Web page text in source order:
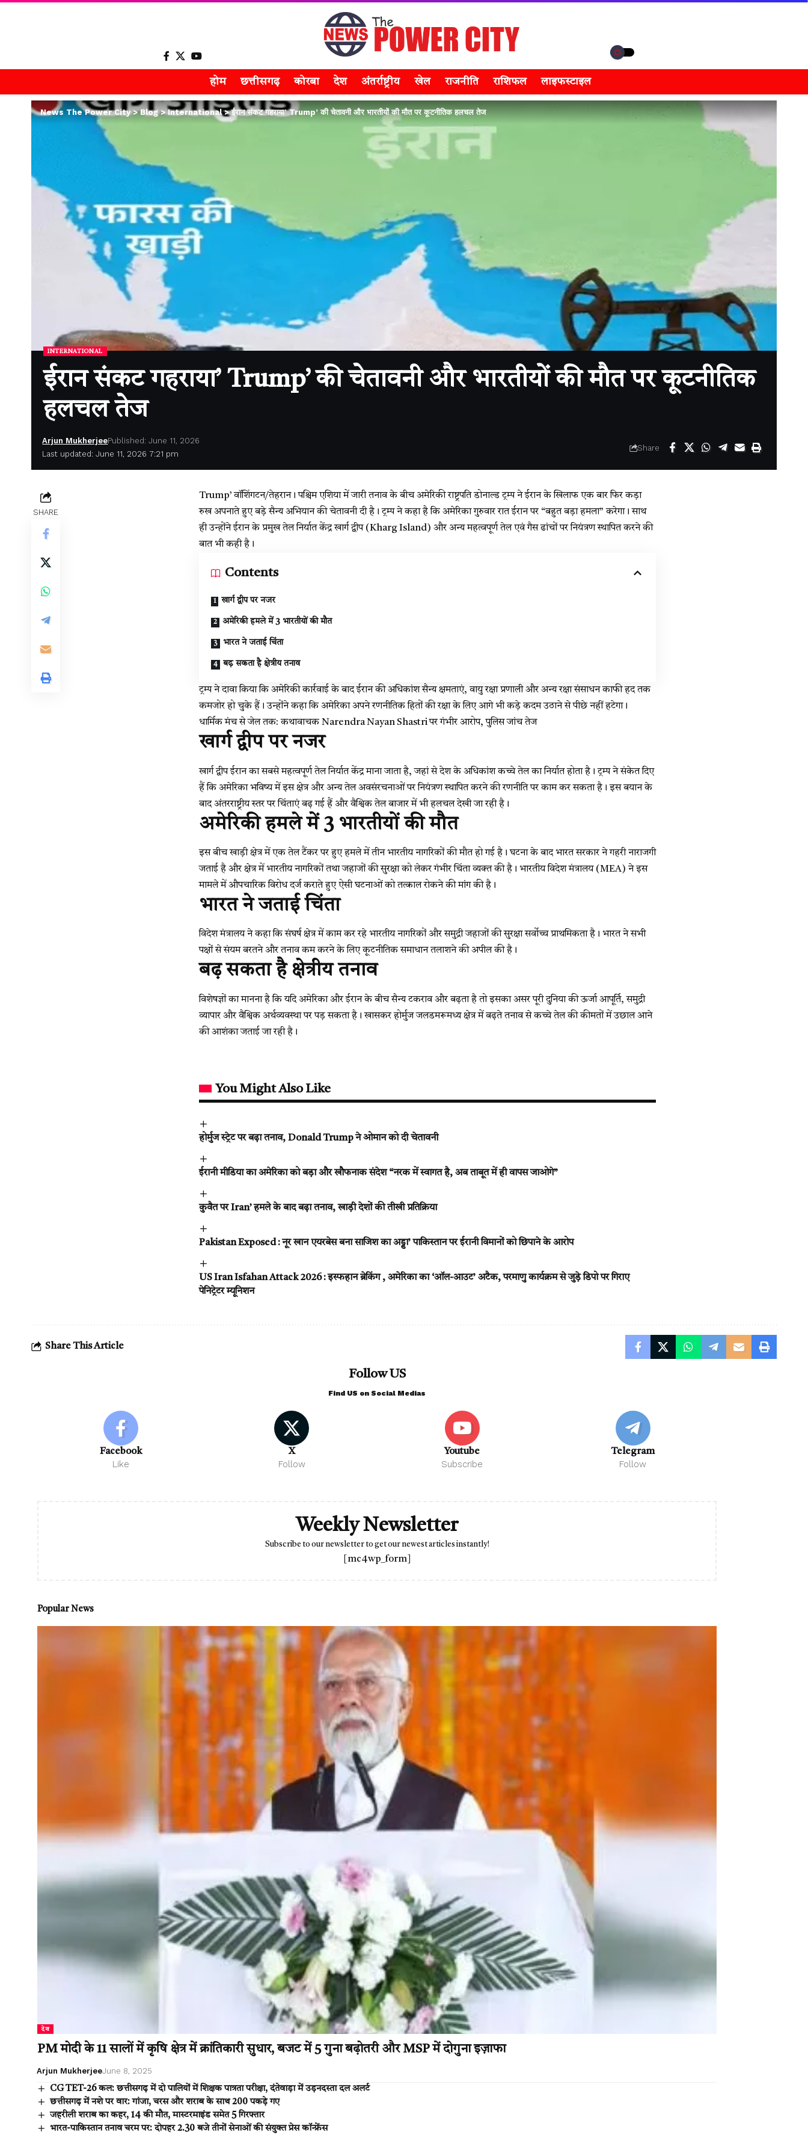
होम छत्तीसगढ़ कोरबा देश अंतर्राष्ट्रीय खेल राजनीति राशिफल लाइफस्टाइल
News The Power City>Blog>International>ईरान संकट गहराया’ Trump’ की चेतावनी और भारतीयों की मौत पर कूटनीतिक हलचल तेज
INTERNATIONAL
ईरान संकट गहराया’ Trump’ की चेतावनी और भारतीयों की मौत पर कूटनीतिक
हलचल तेज
Last updated: June 11, 2026 7:21 pm
Arjun MukherjeePublished: June 11, 2026
Share
SHARE
Trump’वॉशिंगटन/तेहरान। पश्चिम एशिया में जारी तनाव के बीच अमेरिकी राष्ट्रपति डोनाल्ड ट्रम्प ने ईरान के खिलाफ एक बार फिर कड़ा
रुख अपनाते हुए बड़े सैन्य अभियान की चेतावनी दी है। ट्रम्प ने कहा है कि अमेरिका गुरुवार रात ईरान पर “बहुत बड़ा हमला” करेगा। साथ
ही उन्होंने ईरान के प्रमुख तेल निर्यात केंद्र खार्ग द्वीप (Kharg Island) और अन्य महत्वपूर्ण तेल एवं गैस ढांचों पर नियंत्रण स्थापित करने की
बात भी कही है।
Contents
खार्ग द्वीप पर नजर
अमेरिकी हमले में 3 भारतीयों की मौत
भारत ने जताई चिंता
बढ़ सकता है क्षेत्रीय तनाव
ट्रम्प ने दावा किया कि अमेरिकी कार्रवाई के बाद ईरान की अधिकांश सैन्य क्षमताएं, वायु रक्षा प्रणाली और अन्य रक्षा संसाधन काफी हद तक
कमजोर हो चुके हैं। उन्होंने कहा कि अमेरिका अपने रणनीतिक हितों की रक्षा के लिए आगे भी कड़े कदम उठाने से पीछे नहीं हटेगा।
धार्मिक मंच से जेल तक: कथावाचक Narendra Nayan Shastri पर गंभीर आरोप, पुलिस जांच तेज
खार्ग द्वीप पर नजर
खार्ग द्वीप ईरान का सबसे महत्वपूर्ण तेल निर्यात केंद्र माना जाता है, जहां से देश के अधिकांश कच्चे तेल का निर्यात होता है। ट्रम्प ने संकेत दिए
हैं कि अमेरिका भविष्य में इस क्षेत्र और अन्य तेल अवसंरचनाओं पर नियंत्रण स्थापित करने की रणनीति पर काम कर सकता है। इस बयान के
बाद अंतरराष्ट्रीय स्तर पर चिंताएं बढ़ गई हैं और वैश्विक तेल बाजार में भी हलचल देखी जा रही है।
अमेरिकी हमले में 3 भारतीयों की मौत
इस बीच खाड़ी क्षेत्र में एक तेल टैंकर पर हुए हमले में तीन भारतीय नागरिकों की मौत हो गई है। घटना के बाद भारत सरकार ने गहरी नाराजगी
जताई है और क्षेत्र में भारतीय नागरिकों तथा जहाजों की सुरक्षा को लेकर गंभीर चिंता व्यक्त की है। भारतीय विदेश मंत्रालय (MEA) ने इस
मामले में औपचारिक विरोध दर्ज कराते हुए ऐसी घटनाओं को तत्काल रोकने की मांग की है।
भारत ने जताई चिंता
विदेश मंत्रालय ने कहा कि संघर्ष क्षेत्र में काम कर रहे भारतीय नागरिकों और समुद्री जहाजों की सुरक्षा सर्वोच्च प्राथमिकता है। भारत ने सभी
पक्षों से संयम बरतने और तनाव कम करने के लिए कूटनीतिक समाधान तलाशने की अपील की है।
बढ़ सकता है क्षेत्रीय तनाव
विशेषज्ञों का मानना है कि यदि अमेरिका और ईरान के बीच सैन्य टकराव और बढ़ता है तो इसका असर पूरी दुनिया की ऊर्जा आपूर्ति, समुद्री
व्यापार और वैश्विक अर्थव्यवस्था पर पड़ सकता है। खासकर होर्मुज जलडमरूमध्य क्षेत्र में बढ़ते तनाव से कच्चे तेल की कीमतों में उछाल आने
की आशंका जताई जा रही है।
You Might Also Like
होर्मुज स्ट्रेट पर बढ़ा तनाव, Donald Trump ने ओमान को दी चेतावनी
ईरानी मीडिया का अमेरिका को बड़ा और खौफनाक संदेश “नरक में स्वागत है, अब ताबूत में ही वापस जाओगे”
कुवैत पर Iran’ हमले के बाद बढ़ा तनाव, खाड़ी देशों की तीखी प्रतिक्रिया
Pakistan Exposed : नूर खान एयरबेस बना साजिश का अड्डा’ पाकिस्तान पर ईरानी विमानों को छिपाने के आरोप
US Iran Isfahan Attack 2026 : इस्फहान ब्रेकिंग , अमेरिका का ‘ऑल-आउट’ अटैक, परमाणु कार्यक्रम से जुड़े डिपो पर गिराए
पेनिट्रेटर म्यूनिशन
Share This Article
Follow US
Find US on Social Medias
Facebook
Like
X
Follow
Youtube
Subscribe
Telegram
Follow
Weekly Newsletter
Subscribe to our newsletter to get our newest articles instantly!
[mc4wp_form]
Popular News
देश
PM मोदी के 11 सालों में कृषि क्षेत्र में क्रांतिकारी सुधार, बजट में 5 गुना बढ़ोतरी और MSP में दोगुना इज़ाफा
Arjun MukherjeeJune 8, 2025
CG TET-26 कल: छत्तीसगढ़ में दो पालियों में शिक्षक पात्रता परीक्षा, दंतेवाड़ा में उड़नदस्ता दल अलर्ट
छत्तीसगढ़ में नशे पर वार: गांजा, चरस और शराब के साथ 200 पकड़े गए
जहरीली शराब का कहर, 14 की मौत, मास्टरमाइंड समेत 5 गिरफ्तार
भारत-पाकिस्तान तनाव चरम पर: दोपहर 2.30 बजे तीनों सेनाओं की संयुक्त प्रेस कॉन्फ्रेंस